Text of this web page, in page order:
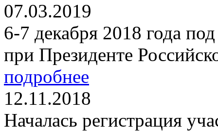
07.03.2019
6-7 декабря 2018 года
при Президенте
подробнее
12.11.2018
Началась регистрация